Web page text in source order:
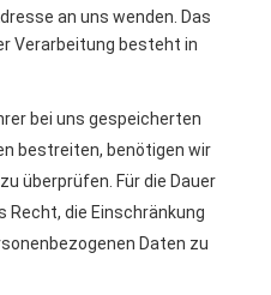
an uns wenden. Das
Verarbeitung besteht in
bei uns gespeicherten
bestreiten, benötigen wir
überprüfen. Für die Dauer
Recht, die Einschränkung
Daten zu